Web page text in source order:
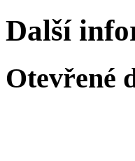
Další
Otevřené